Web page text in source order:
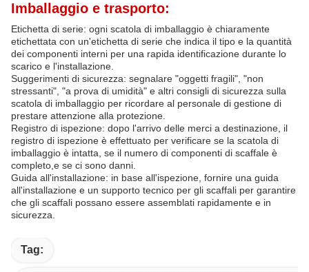
Imballaggio e trasporto:
Etichetta di serie: ogni scatola di imballaggio è chiaramente
etichettata con un'etichetta di serie che indica il tipo e la quantità
dei componenti interni per una rapida identificazione durante lo
scarico e l'installazione.
Suggerimenti di sicurezza: segnalare "oggetti fragili", "non
stressanti", "a prova di umidità" e altri consigli di sicurezza sulla
scatola di imballaggio per ricordare al personale di gestione di
prestare attenzione alla protezione.
Registro di ispezione: dopo l'arrivo delle merci a destinazione, il
registro di ispezione è effettuato per verificare se la scatola di
imballaggio è intatta, se il numero di componenti di scaffale è
completo,e se ci sono danni.
Guida all'installazione: in base all'ispezione, fornire una guida
all'installazione e un supporto tecnico per gli scaffali per garantire
che gli scaffali possano essere assemblati rapidamente e in
sicurezza.
Tag: